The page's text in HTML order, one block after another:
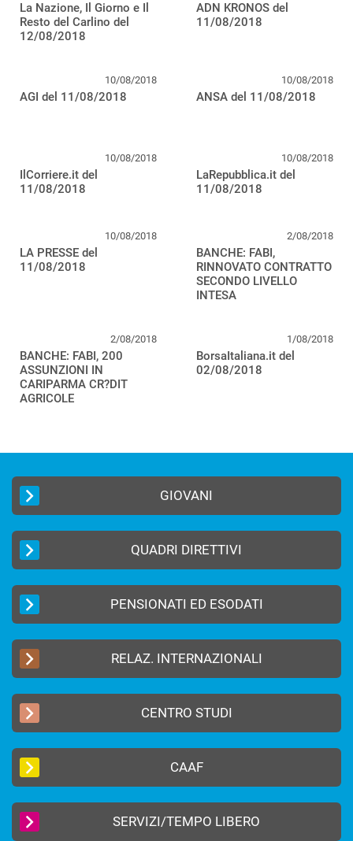
La Nazione, Il Giorno e Il
Resto del Carlino del
12/08/2018
ADN KRONOS del
11/08/2018
10/08/2018
AGI del 11/08/2018
10/08/2018
ANSA del 11/08/2018
10/08/2018
IlCorriere.it del
11/08/2018
10/08/2018
LaRepubblica.it del
11/08/2018
10/08/2018
LA PRESSE del
11/08/2018
2/08/2018
BANCHE: FABI,
RINNOVATO CONTRATTO
SECONDO LIVELLO
INTESA
2/08/2018
BANCHE: FABI, 200
ASSUNZIONI IN
CARIPARMA CR?DIT
AGRICOLE
1/08/2018
BorsaItaliana.it del
02/08/2018
GIOVANI
QUADRI DIRETTIVI
PENSIONATI ED ESODATI
RELAZ. INTERNAZIONALI
CENTRO STUDI
CAAF
SERVIZI/TEMPO LIBERO